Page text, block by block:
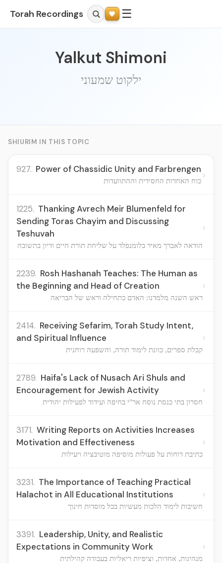
Torah Recordings ☰
Yalkut Shimoni
ילקוט שמעוני
SHIURIM IN THIS TOPIC
927. Power of Chassidic Unity and Farbrengen
כוח האחדות החסידית וההתוועדות ›
1225. Thanking Avrech Meir Blumenfeld for
Sending Toras Chayim and Discussing
Teshuvah
הודאה לאברך מאיר בלומנפלד על שליחת תורת חיים ודיון בתשובה
›
2239. Rosh Hashanah Teaches: The Human as
the Beginning and Head of Creation
ראש השנה מלמדנו: האדם כתחילה וראש של הבריאה
›
2414. Receiving Sefarim, Torah Study Intent,
and Spiritual Influence
קבלת ספרים, כוונת לימוד תורה, והשפעה רוחנית
›
2789. Haifa's Lack of Nusach Ari Shuls and
Encouragement for Jewish Activity
חסרון בתי כנסת נוסח אר"י בחיפה ועידוד לפעילות יהודית
›
3171. Writing Reports on Activities Increases
Motivation and Effectiveness
כתיבת דוחות על פעולות מוסיפה מוטיבציה ויעילות
›
3231. The Importance of Teaching Practical
Halachot in All Educational Institutions
חשיבות לימוד הלכות מעשיות בכל מוסדות חינוך
›
3391. Leadership, Unity, and Realistic
Expectations in Community Work
מנהיגות, אחדות, וציפיות ריאליות בעבודה קהילתית
›